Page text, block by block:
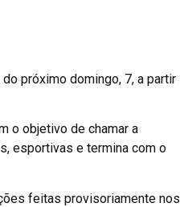
próximo domingo, 7, a partir
o objetivo de chamar a
esportivas e termina com o
feitas provisoriamente nos